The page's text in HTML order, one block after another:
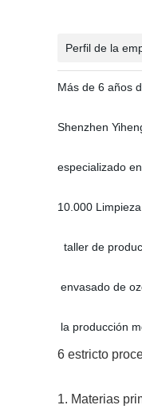
Perfil de la
Más de 6 años
Shenzhen
especializado
10.000
taller de
envasado de
la producción
6 estricto
1. Materias